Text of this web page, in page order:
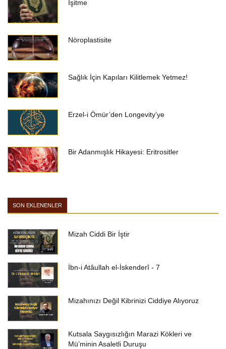
İşitme
Nöroplastisite
Sağlık İçin Kapıları Kilitlemek Yetmez!
Erzel-i Ömür’den Longevity’ye
Bir Adanmışlık Hikayesi: Eritrositler
SON EKLENENLER
Mizah Ciddi Bir İştir
İbn-i Atâullah el-İskenderî - 7
Mizahınızı Değil Kibrinizi Ciddiye Alıyoruz
Kutsala Saygısızlığın Marazi Kökleri ve
Mü’minin Asaletli Duruşu